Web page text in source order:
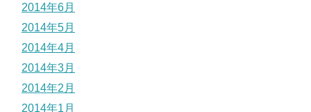
2014年6月
2014年5月
2014年4月
2014年3月
2014年2月
2014年1月